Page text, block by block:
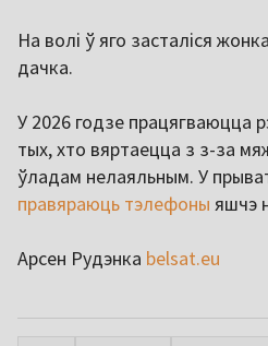
На волі ў яго засталіся
дачка.
У 2026 годзе працягваюцца
тых, хто вяртаецца з з-за
ўладам нелаяльным. У
правяраюць тэлефоны яшчэ
Арсен Рудэнка belsat.eu